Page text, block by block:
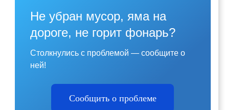
Не убран мусор, яма на
дороге, не горит фонарь?
Столкнулись с проблемой — сообщите о
ней!
Сообщить о проблеме